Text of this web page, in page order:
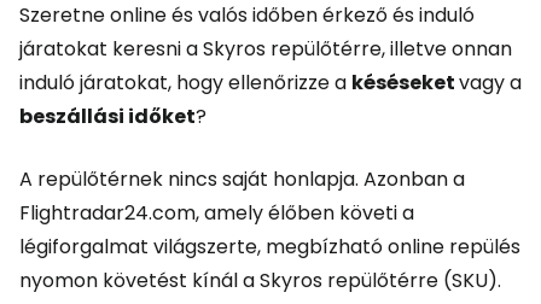
Szeretne online és valós időben érkező és induló
járatokat keresni a Skyros repülőtérre, illetve onnan
induló járatokat, hogy ellenőrizze a késéseketvagy a
beszállási időket?
A repülőtérnek nincs saját honlapja. Azonban a
Flightradar24.com, amely élőben követi a
légiforgalmat világszerte, megbízható online repülés
nyomon követést kínál a Skyros repülőtérre (SKU).